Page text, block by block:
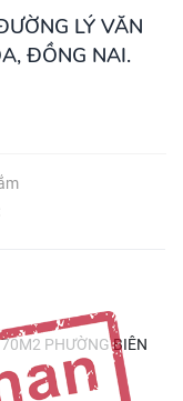
LÝ VĂN
ĐỒNG NAI.
PHƯỜNG BIÊN